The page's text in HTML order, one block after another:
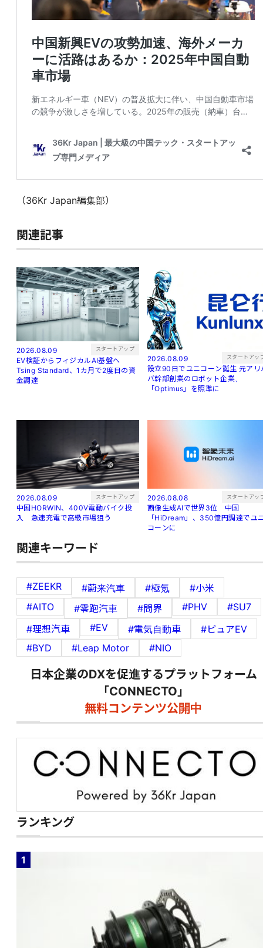
（36Kr Japan編集部）
関連記事
2026.08.09 スタートアップ
EV検証からフィジカルAI基盤へ
Tsing Standard、1カ月で2度目の資
金調達
2026.08.09 スタートアッ
設立90日でユニコーン誕生 元アリバ
バ幹部創業のロボット企業、
「Optimus」を照準に
2026.08.09 スタートアップ
中国HORWIN、400V電動バイク投
入 急速充電で高級市場狙う
2026.08.08 スタートアッ
画像生成AIで世界3位 中国
「HiDream」、350億円調達でユ
コーンに
関連キーワード
#ZEEKR #蔚来汽車 #極氪
#小米
#AITO
#零跑汽車 #問界 #PHV
#SU7
#理想汽車
#EV #電気自動車
#ピュアEV
#BYD
#Leap Motor #NIO
日本企業のDXを促進するプラットフォーム
「CONNECTO」
無料コンテンツ公開中
ランキング
1